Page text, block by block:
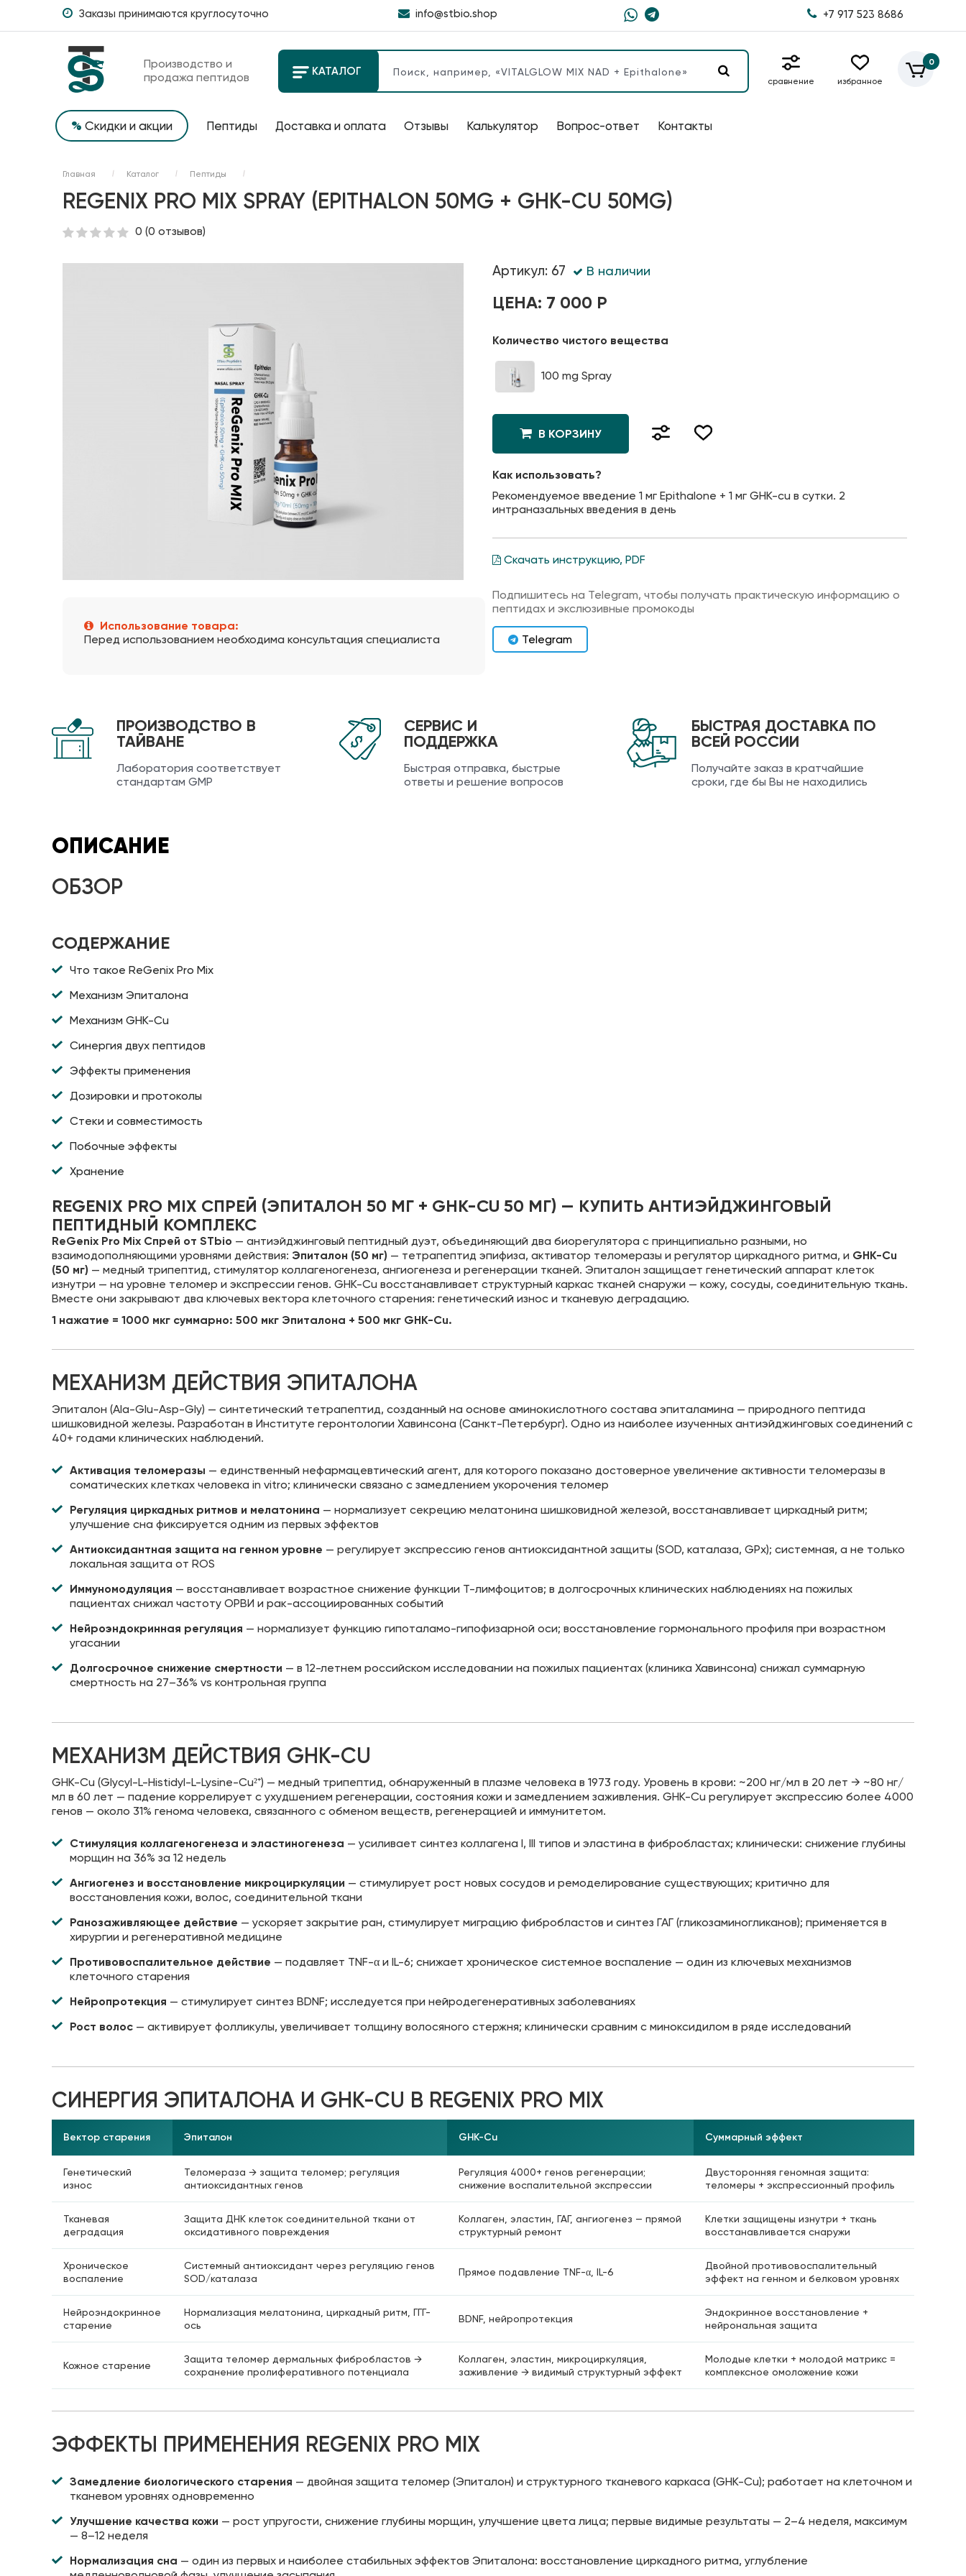
Заказы принимаются круглосуточно info@stbio.shop +7 917 523 8686
Производство и
продажа пептидов
КАТАЛОГ
сравнение избранное
0
% Скидки и акции Пептиды Доставка и оплата Отзывы Калькулятор Вопрос-ответ Контакты
Главная Каталог Пептиды
REGENIX PRO MIX SPRAY (EPITHALON 50MG + GHK-CU 50MG)
0 (0 отзывов)
Использование товара:
Перед использованием необходима консультация специалиста
Артикул: 67 В наличии
ЦЕНА: 7 000 Р
Количество чистого вещества
100 mg Spray
В КОРЗИНУ
Как использовать?
Рекомендуемое введение 1 мг Epithalone + 1 мг GHK-cu в сутки. 2
интраназальных введения в день
Скачать инструкцию, PDF
Подпишитесь на Telegram, чтобы получать практическую информацию о
пептидах и экслюзивные промокоды
Telegram
ПРОИЗВОДСТВО В
ТАЙВАНЕ
Лаборатория соответствует
стандартам GMP
СЕРВИС И
ПОДДЕРЖКА
Быстрая отправка, быстрые
ответы и решение вопросов
БЫСТРАЯ ДОСТАВКА ПО
ВСЕЙ РОССИИ
Получайте заказ в кратчайшие
сроки, где бы Вы не находились
ОПИСАНИЕ
ОБЗОР
СОДЕРЖАНИЕ
Что такое ReGenix Pro Mix
Механизм Эпиталона
Механизм GHK-Cu
Синергия двух пептидов
Эффекты применения
Дозировки и протоколы
Стеки и совместимость
Побочные эффекты
Хранение
REGENIX PRO MIX СПРЕЙ (ЭПИТАЛОН 50 МГ + GHK-CU 50 МГ) — КУПИТЬ АНТИЭЙДЖИНГОВЫЙ
ПЕПТИДНЫЙ КОМПЛЕКС
ReGenix Pro Mix Спрей от STbio — антиэйджинговый пептидный дуэт, объединяющий два биорегулятора с принципиально разными, но
взаимодополняющими уровнями действия: Эпиталон (50 мг) — тетрапептид эпифиза, активатор теломеразы и регулятор циркадного ритма, и GHK-Cu
(50 мг) — медный трипептид, стимулятор коллагеногенеза, ангиогенеза и регенерации тканей. Эпиталон защищает генетический аппарат клеток
изнутри — на уровне теломер и экспрессии генов. GHK-Cu восстанавливает структурный каркас тканей снаружи — кожу, сосуды, соединительную ткань.
Вместе они закрывают два ключевых вектора клеточного старения: генетический износ и тканевую деградацию.
1 нажатие = 1000 мкг суммарно: 500 мкг Эпиталона + 500 мкг GHK-Cu.
МЕХАНИЗМ ДЕЙСТВИЯ ЭПИТАЛОНА
Эпиталон (Ala-Glu-Asp-Gly) — синтетический тетрапептид, созданный на основе аминокислотного состава эпиталамина — природного пептида
шишковидной железы. Разработан в Институте геронтологии Хавинсона (Санкт-Петербург). Одно из наиболее изученных антиэйджинговых соединений с
40+ годами клинических наблюдений.
Активация теломеразы — единственный нефармацевтический агент, для которого показано достоверное увеличение активности теломеразы в
соматических клетках человека in vitro; клинически связано с замедлением укорочения теломер
Регуляция циркадных ритмов и мелатонина — нормализует секрецию мелатонина шишковидной железой, восстанавливает циркадный ритм;
улучшение сна фиксируется одним из первых эффектов
Антиоксидантная защита на генном уровне — регулирует экспрессию генов антиоксидантной защиты (SOD, каталаза, GPx); системная, а не только
локальная защита от ROS
Иммуномодуляция — восстанавливает возрастное снижение функции T-лимфоцитов; в долгосрочных клинических наблюдениях на пожилых
пациентах снижал частоту ОРВИ и рак-ассоциированных событий
Нейроэндокринная регуляция — нормализует функцию гипоталамо-гипофизарной оси; восстановление гормонального профиля при возрастном
угасании
Долгосрочное снижение смертности — в 12-летнем российском исследовании на пожилых пациентах (клиника Хавинсона) снижал суммарную
смертность на 27–36% vs контрольная группа
МЕХАНИЗМ ДЕЙСТВИЯ GHK-CU
GHK-Cu (Glycyl-L-Histidyl-L-Lysine-Cu²⁺) — медный трипептид, обнаруженный в плазме человека в 1973 году. Уровень в крови: ~200 нг/мл в 20 лет → ~80 нг/
мл в 60 лет — падение коррелирует с ухудшением регенерации, состояния кожи и замедлением заживления. GHK-Cu регулирует экспрессию более 4000
генов — около 31% генома человека, связанного с обменом веществ, регенерацией и иммунитетом.
Стимуляция коллагеногенеза и эластиногенеза — усиливает синтез коллагена I, III типов и эластина в фибробластах; клинически: снижение глубины
морщин на 36% за 12 недель
Ангиогенез и восстановление микроциркуляции — стимулирует рост новых сосудов и ремоделирование существующих; критично для
восстановления кожи, волос, соединительной ткани
Ранозаживляющее действие — ускоряет закрытие ран, стимулирует миграцию фибробластов и синтез ГАГ (гликозаминогликанов); применяется в
хирургии и регенеративной медицине
Противовоспалительное действие — подавляет TNF-α и IL-6; снижает хроническое системное воспаление — один из ключевых механизмов
клеточного старения
Нейропротекция — стимулирует синтез BDNF; исследуется при нейродегенеративных заболеваниях
Рост волос — активирует фолликулы, увеличивает толщину волосяного стержня; клинически сравним с миноксидилом в ряде исследований
СИНЕРГИЯ ЭПИТАЛОНА И GHK-CU В REGENIX PRO MIX
Вектор старения Эпиталон GHK-Cu Суммарный эффект
Генетический
износ
Теломераза → защита теломер; регуляция
антиоксидантных генов
Регуляция 4000+ генов регенерации;
снижение воспалительной экспрессии
Двусторонняя геномная защита:
теломеры + экспрессионный профиль
Тканевая
деградация
Защита ДНК клеток соединительной ткани от
оксидативного повреждения
Коллаген, эластин, ГАГ, ангиогенез — прямой
структурный ремонт
Клетки защищены изнутри + ткань
восстанавливается снаружи
Хроническое
воспаление
Системный антиоксидант через регуляцию генов
SOD/каталаза
Прямое подавление TNF-α, IL-6
Двойной противовоспалительный
эффект на генном и белковом уровнях
Нейроэндокринное
старение
Нормализация мелатонина, циркадный ритм, ГГГ-
ось
BDNF, нейропротекция
Эндокринное восстановление +
нейрональная защита
Кожное старение
Защита теломер дермальных фибробластов →
сохранение пролиферативного потенциала
Коллаген, эластин, микроциркуляция,
заживление → видимый структурный эффект
Молодые клетки + молодой матрикс =
комплексное омоложение кожи
ЭФФЕКТЫ ПРИМЕНЕНИЯ REGENIX PRO MIX
Замедление биологического старения — двойная защита теломер (Эпиталон) и структурного тканевого каркаса (GHK-Cu); работает на клеточном и
тканевом уровнях одновременно
Улучшение качества кожи — рост упругости, снижение глубины морщин, улучшение цвета лица; первые видимые результаты — 2–4 неделя, максимум
— 8–12 неделя
Нормализация сна — один из первых и наиболее стабильных эффектов Эпиталона: восстановление циркадного ритма, углубление